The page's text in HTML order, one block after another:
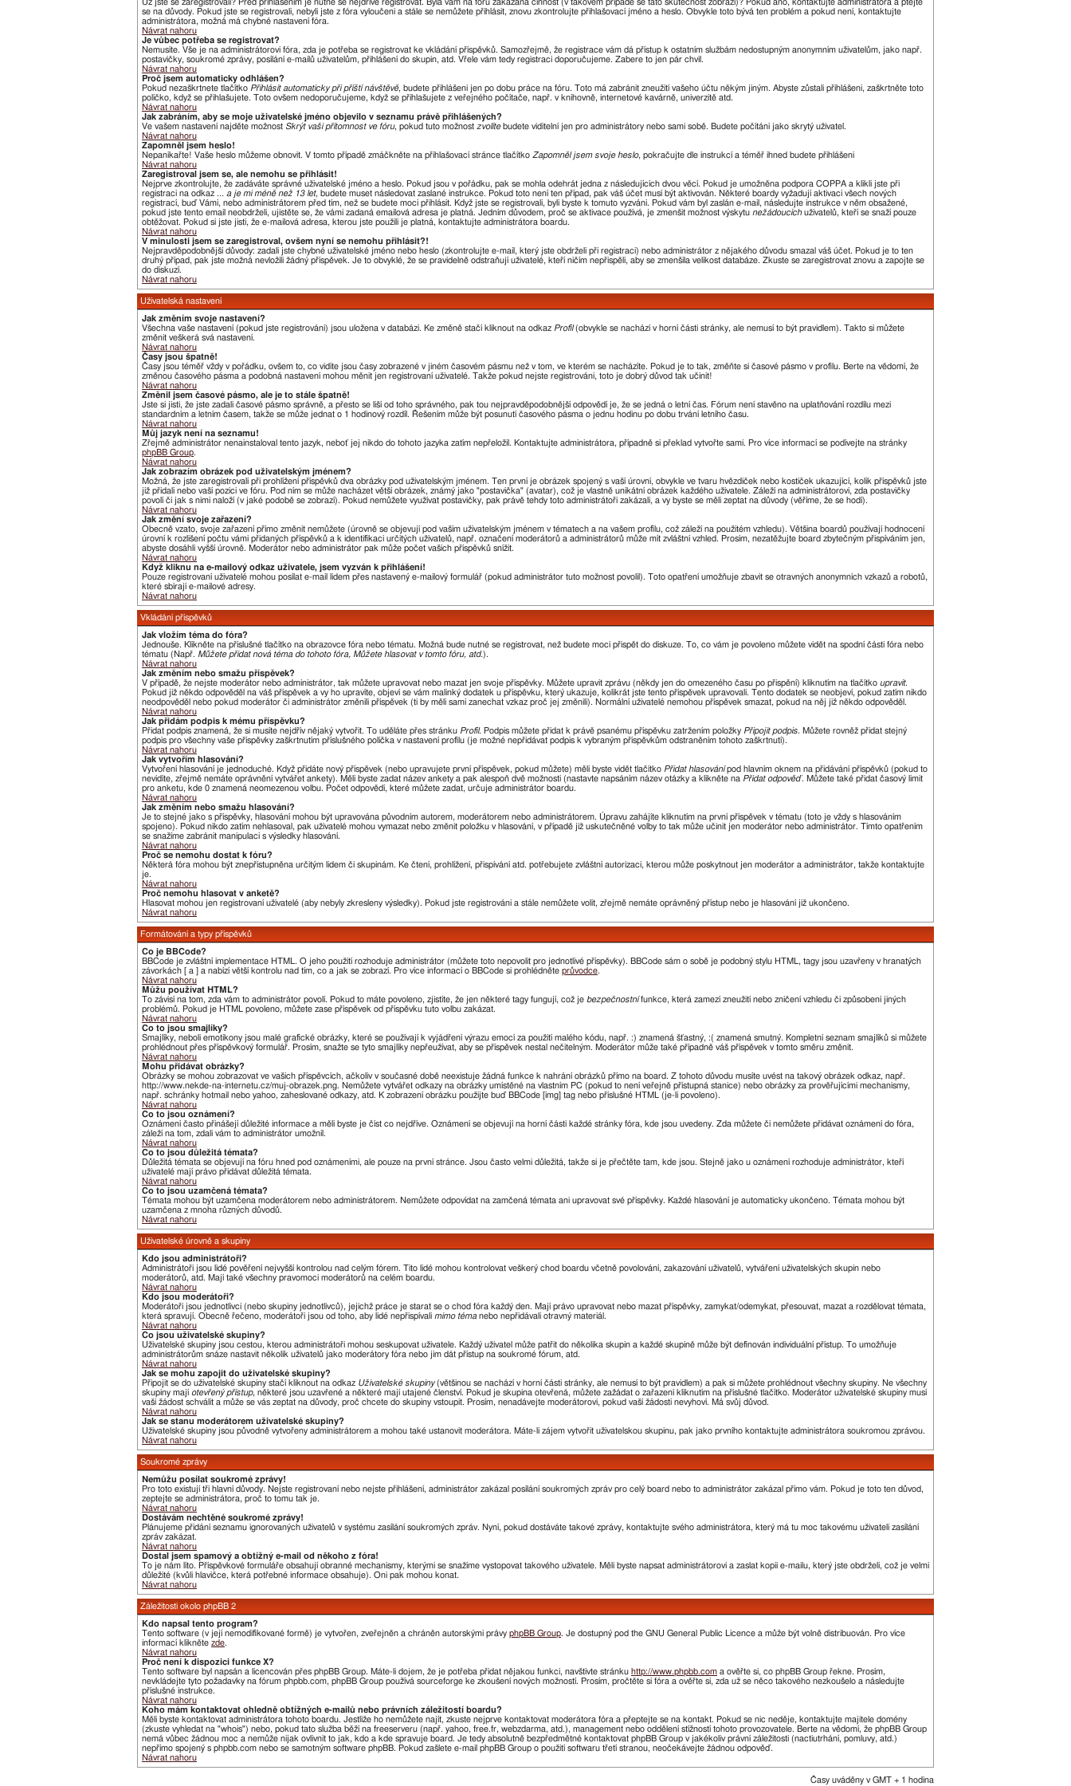
Už jste se zaregistrovali? Před přihlášením je nutné se nejdříve registrovat. Byla vám na fóru zakázána činnost (v takovém případě se tato skutečnost zobrazí)? Pokud ano, kontaktujte administrátora a ptejte
se na důvody. Pokud jste se registrovali, nebyli jste z fóra vyloučeni a stále se nemůžete přihlásit, znovu zkontrolujte přihlašovací jméno a heslo. Obvykle toto bývá ten problém a pokud není, kontaktujte
administrátora, možná má chybné nastavení fóra.
Návrat nahoru
Je vůbec potřeba se registrovat?
Nemusíte. Vše je na administrátorovi fóra, zda je potřeba se registrovat ke vkládání příspěvků. Samozřejmě, že registrace vám dá přístup k ostatním službám nedostupným anonymním uživatelům, jako např.
postavičky, soukromé zprávy, posílání e-mailů uživatelům, přihlášení do skupin, atd. Vřele vám tedy registraci doporučujeme. Zabere to jen pár chvil.
Návrat nahoru
Proč jsem automaticky odhlášen?
Pokud nezaškrtnete tlačítko Přihlásit automaticky při příští návštěvě, budete přihlášeni jen po dobu práce na fóru. Toto má zabránit zneužití vašeho účtu někým jiným. Abyste zůstali přihlášeni, zaškrtněte toto
políčko, když se přihlašujete. Toto ovšem nedoporučujeme, když se přihlašujete z veřejného počítače, např. v knihovně, internetové kavárně, univerzitě atd.
Návrat nahoru
Jak zabráním, aby se moje uživatelské jméno objevilo v seznamu právě přihlášených?
Ve vašem nastavení najděte možnost Skrýt vaši přítomnost ve fóru, pokud tuto možnost zvolítebudete viditelní jen pro administrátory nebo sami sobě. Budete počítáni jako skrytý uživatel.
Návrat nahoru
Zapomněl jsem heslo!
Nepanikařte! Vaše heslo můžeme obnovit. V tomto případě zmáčkněte na přihlašovací stránce tlačítko Zapomněl jsem svoje heslo, pokračujte dle instrukcí a téměř ihned budete přihlášeni
Návrat nahoru
Zaregistroval jsem se, ale nemohu se přihlásit!
Nejprve zkontrolujte, že zadáváte správné uživatelské jméno a heslo. Pokud jsou v pořádku, pak se mohla odehrát jedna z následujících dvou věcí. Pokud je umožněna podpora COPPA a klikli jste při
registraci na odkaz ... a je mi méně než 13 let, budete muset následovat zaslané instrukce. Pokud toto není ten případ, pak váš účet musí být aktivován. Některé boardy vyžadují aktivaci všech nových
registrací, buď Vámi, nebo administrátorem před tím, než se budete moci přihlásit. Když jste se registrovali, byli byste k tomuto vyzváni. Pokud vám byl zaslán e-mail, následujte instrukce v něm obsažené,
pokud jste tento email neobdrželi, ujistěte se, že vámi zadaná emailová adresa je platná. Jedním důvodem, proč se aktivace používá, je zmenšit možnost výskytu nežádoucíchuživatelů, kteří se snaží pouze
obtěžovat. Pokud si jste jisti, že e-mailová adresa, kterou jste použili je platná, kontaktujte administrátora boardu.
Návrat nahoru
V minulosti jsem se zaregistroval, ovšem nyní se nemohu přihlásit?!
Nejpravděpodobnější důvody: zadali jste chybné uživatelské jméno nebo heslo (zkontrolujte e-mail, který jste obdrželi při registraci) nebo administrátor z nějakého důvodu smazal váš účet. Pokud je to ten
druhý případ, pak jste možná nevložili žádný příspěvek. Je to obvyklé, že se pravidelně odstraňují uživatelé, kteří ničím nepřispěli, aby se zmenšila velikost databáze. Zkuste se zaregistrovat znovu a zapojte se
do diskuzí.
Návrat nahoru
Uživatelská nastavení
Jak změním svoje nastavení?
Všechna vaše nastavení (pokud jste registrováni) jsou uložena v databázi. Ke změně stačí kliknout na odkaz Profil(obvykle se nachází v horní části stránky, ale nemusí to být pravidlem). Takto si můžete
změnit veškerá svá nastavení.
Návrat nahoru
Časy jsou špatně!
Časy jsou téměř vždy v pořádku, ovšem to, co vidíte jsou časy zobrazené v jiném časovém pásmu než v tom, ve kterém se nacházíte. Pokud je to tak, změňte si časové pásmo v profilu. Berte na vědomí, že
změnou časového pásma a podobná nastavení mohou měnit jen registrovaní uživatelé. Takže pokud nejste registrováni, toto je dobrý důvod tak učinit!
Návrat nahoru
Změnil jsem časové pásmo, ale je to stále špatně!
Jste si jisti, že jste zadali časové pásmo správně, a přesto se liší od toho správného, pak tou nejpravděpodobnější odpovědí je, že se jedná o letní čas. Fórum není stavěno na uplatňování rozdílu mezi
standardním a letním časem, takže se může jednat o 1 hodinový rozdíl. Řešením může být posunutí časového pásma o jednu hodinu po dobu trvání letního času.
Návrat nahoru
Můj jazyk není na seznamu!
Zřejmě administrátor nenainstaloval tento jazyk, neboť jej nikdo do tohoto jazyka zatím nepřeložil. Kontaktujte administrátora, případně si překlad vytvořte sami. Pro více informací se podívejte na stránky
phpBB Group.
Návrat nahoru
Jak zobrazím obrázek pod uživatelským jménem?
Možná, že jste zaregistrovali při prohlížení příspěvků dva obrázky pod uživatelským jménem. Ten první je obrázek spojený s vaší úrovní, obvykle ve tvaru hvězdiček nebo kostiček ukazující, kolik příspěvků jste
již přidali nebo vaší pozici ve fóru. Pod ním se může nacházet větší obrázek, známý jako "postavička" (avatar), což je vlastně unikátní obrázek každého uživatele. Záleží na administrátorovi, zda postavičky
povolí či jak s nimi naloží (v jaké podobě se zobrazí). Pokud nemůžete využívat postavičky, pak právě tehdy toto administrátoři zakázali, a vy byste se měli zeptat na důvody (věříme, že se hodí).
Návrat nahoru
Jak změní svoje zařazení?
Obecně vzato, svoje zařazení přímo změnit nemůžete (úrovně se objevují pod vaším uživatelským jménem v tématech a na vašem profilu, což záleží na použitém vzhledu). Většina boardů používají hodnocení
úrovní k rozlišení počtu vámi přidaných příspěvků a k identifikaci určitých uživatelů, např. označení moderátorů a administrátorů může mít zvláštní vzhled. Prosím, nezatěžujte board zbytečným přispíváním jen,
abyste dosáhli vyšší úrovně. Moderátor nebo administrátor pak může počet vašich příspěvků snížit.
Návrat nahoru
Když kliknu na e-mailový odkaz uživatele, jsem vyzván k přihlášení!
Pouze registrovaní uživatelé mohou posílat e-mail lidem přes nastavený e-mailový formulář (pokud administrátor tuto možnost povolil). Toto opatření umožňuje zbavit se otravných anonymních vzkazů a robotů,
které sbírají e-mailové adresy.
Návrat nahoru
Vkládání příspěvků
Jak vložím téma do fóra?
Jednouše. Klikněte na příslušné tlačítko na obrazovce fóra nebo tématu. Možná bude nutné se registrovat, než budete moci přispět do diskuze. To, co vám je povoleno můžete vidět na spodní části fóra nebo
tématu (Např. Můžete přidat nová téma do tohoto fóra, Můžete hlasovat v tomto fóru, atd.).
Návrat nahoru
Jak změním nebo smažu příspěvek?
V případě, že nejste moderátor nebo administrátor, tak můžete upravovat nebo mazat jen svoje příspěvky. Můžete upravit zprávu (někdy jen do omezeného času po přispění) kliknutím na tlačítko upravit.
Pokud již někdo odpověděl na váš příspěvek a vy ho upravíte, objeví se vám malinký dodatek u příspěvku, který ukazuje, kolikrát jste tento příspěvek upravovali. Tento dodatek se neobjeví, pokud zatím nikdo
neodpověděl nebo pokud moderátor či administrátor změnili příspěvek (ti by měli sami zanechat vzkaz proč jej změnili). Normální uživatelé nemohou příspěvek smazat, pokud na něj již někdo odpověděl.
Návrat nahoru
Jak přidám podpis k mému příspěvku?
Přidat podpis znamená, že si musíte nejdřív nějaký vytvořit. To uděláte přes stránku Profil. Podpis můžete přidat k právě psanému příspěvku zatržením položky Připojit podpis. Můžete rovněž přidat stejný
podpis pro všechny vaše příspěvky zaškrtnutím příslušného políčka v nastavení profilu (je možné nepřidávat podpis k vybraným příspěvkům odstraněním tohoto zaškrtnutí).
Návrat nahoru
Jak vytvořím hlasování?
Vytvoření hlasování je jednoduché. Když přidáte nový příspěvek (nebo upravujete první příspěvek, pokud můžete) měli byste vidět tlačítko Přidat hlasovánípod hlavním oknem na přidávání příspěvků (pokud to
nevidíte, zřejmě nemáte oprávnění vytvářet ankety). Měli byste zadat název ankety a pak alespoň dvě možnosti (nastavte napsáním název otázky a klikněte na Přidat odpověď. Můžete také přidat časový limit
pro anketu, kde 0 znamená neomezenou volbu. Počet odpovědí, které můžete zadat, určuje administrátor boardu.
Návrat nahoru
Jak změním nebo smažu hlasování?
Je to stejné jako s příspěvky, hlasování mohou být upravována původním autorem, moderátorem nebo administrátorem. Úpravu zahájíte kliknutím na první příspěvek v tématu (toto je vždy s hlasováním
spojeno). Pokud nikdo zatím nehlasoval, pak uživatelé mohou vymazat nebo změnit položku v hlasování, v případě již uskutečněné volby to tak může učinit jen moderátor nebo administrátor. Tímto opatřením
se snažíme zabránit manipulaci s výsledky hlasování.
Návrat nahoru
Proč se nemohu dostat k fóru?
Některá fóra mohou být znepřístupněna určitým lidem či skupinám. Ke čtení, prohlížení, přispívání atd. potřebujete zvláštní autorizaci, kterou může poskytnout jen moderátor a administrátor, takže kontaktujte
je.
Návrat nahoru
Proč nemohu hlasovat v anketě?
Hlasovat mohou jen registrovaní uživatelé (aby nebyly zkresleny výsledky). Pokud jste registrováni a stále nemůžete volit, zřejmě nemáte oprávněný přístup nebo je hlasování již ukončeno.
Návrat nahoru
Formátování a typy příspěvků
Co je BBCode?
BBCode je zvláštní implementace HTML. O jeho použití rozhoduje administrátor (můžete toto nepovolit pro jednotlivé příspěvky). BBCode sám o sobě je podobný stylu HTML, tagy jsou uzavřeny v hranatých
závorkách [ a ] a nabízí větší kontrolu nad tím, co a jak se zobrazí. Pro více informací o BBCode si prohlédněte průvodce.
Návrat nahoru
Můžu používat HTML?
To závisí na tom, zda vám to administrátor povolí. Pokud to máte povoleno, zjistíte, že jen některé tagy fungují, což je bezpečnostnífunkce, která zamezí zneužití nebo zničení vzhledu či způsobení jiných
problémů. Pokud je HTML povoleno, můžete zase příspěvek od příspěvku tuto volbu zakázat.
Návrat nahoru
Co to jsou smajlíky?
Smajlíky, neboli emotikony jsou malé grafické obrázky, které se používají k vyjádření výrazu emocí za použití malého kódu, např. :) znamená šťastný, :( znamená smutný. Kompletní seznam smajlíků si můžete
prohlédnout přes příspěvkový formulář. Prosím, snažte se tyto smajlíky nepřeužívat, aby se příspěvek nestal nečitelným. Moderátor může také případně váš příspěvek v tomto směru změnit.
Návrat nahoru
Mohu přidávat obrázky?
Obrázky se mohou zobrazovat ve vašich příspěvcích, ačkoliv v současné době neexistuje žádná funkce k nahrání obrázků přímo na board. Z tohoto důvodu musíte uvést na takový obrázek odkaz, např.
http://www.nekde-na-internetu.cz/muj-obrazek.png. Nemůžete vytvářet odkazy na obrázky umístěné na vlastním PC (pokud to není veřejně přístupná stanice) nebo obrázky za prověřujícími mechanismy,
např. schránky hotmail nebo yahoo, zaheslované odkazy, atd. K zobrazení obrázku použijte buď BBCode [img] tag nebo příslušné HTML (je-li povoleno).
Návrat nahoru
Co to jsou oznámení?
Oznámení často přinášejí důležité informace a měli byste je číst co nejdříve. Oznámení se objevují na horní části každé stránky fóra, kde jsou uvedeny. Zda můžete či nemůžete přidávat oznámení do fóra,
záleží na tom, zdali vám to administrátor umožnil.
Návrat nahoru
Co to jsou důležitá témata?
Důležitá témata se objevují na fóru hned pod oznámeními, ale pouze na první stránce. Jsou často velmi důležitá, takže si je přečtěte tam, kde jsou. Stejně jako u oznámení rozhoduje administrátor, kteří
uživatelé mají právo přidávat důležitá témata.
Návrat nahoru
Co to jsou uzamčená témata?
Témata mohou být uzamčena moderátorem nebo administrátorem. Nemůžete odpovídat na zamčená témata ani upravovat své příspěvky. Každé hlasování je automaticky ukončeno. Témata mohou být
uzamčena z mnoha různých důvodů.
Návrat nahoru
Uživatelské úrovně a skupiny
Kdo jsou administrátoři?
Administrátoři jsou lidé pověření nejvyšší kontrolou nad celým fórem. Tito lidé mohou kontrolovat veškerý chod boardu včetně povolování, zakazování uživatelů, vytváření uživatelských skupin nebo
moderátorů, atd. Mají také všechny pravomoci moderátorů na celém boardu.
Návrat nahoru
Kdo jsou moderátoři?
Moderátoři jsou jednotlivci (nebo skupiny jednotlivců), jejichž práce je starat se o chod fóra každý den. Mají právo upravovat nebo mazat příspěvky, zamykat/odemykat, přesouvat, mazat a rozdělovat témata,
která spravují. Obecně řečeno, moderátoři jsou od toho, aby lidé nepřispívali mimo témanebo nepřidávali otravný materiál.
Návrat nahoru
Co jsou uživatelské skupiny?
Uživatelské skupiny jsou cestou, kterou administrátoři mohou seskupovat uživatele. Každý uživatel může patřit do několika skupin a každé skupině může být definován individuální přístup. To umožňuje
administrátorům snáze nastavit několik uživatelů jako moderátory fóra nebo jim dát přístup na soukromé fórum, atd.
Návrat nahoru
Jak se mohu zapojit do uživatelské skupiny?
Připojit se do uživatelské skupiny stačí kliknout na odkaz Uživatelské skupiny(většinou se nachází v horní části stránky, ale nemusí to být pravidlem) a pak si můžete prohlédnout všechny skupiny. Ne všechny
skupiny mají otevřený přístup, některé jsou uzavřené a některé mají utajené členství. Pokud je skupina otevřená, můžete zažádat o zařazení kliknutím na příslušné tlačítko. Moderátor uživatelské skupiny musí
vaši žádost schválit a může se vás zeptat na důvody, proč chcete do skupiny vstoupit. Prosím, nenadávejte moderátorovi, pokud vaší žádosti nevyhoví. Má svůj důvod.
Návrat nahoru
Jak se stanu moderátorem uživatelské skupiny?
Uživatelské skupiny jsou původně vytvořeny administrátorem a mohou také ustanovit moderátora. Máte-li zájem vytvořit uživatelskou skupinu, pak jako prvního kontaktujte administrátora soukromou zprávou.
Návrat nahoru
Soukromé zprávy
Nemůžu posílat soukromé zprávy!
Pro toto existují tři hlavní důvody. Nejste registrovaní nebo nejste přihlášení, administrátor zakázal posílání soukromých zpráv pro celý board nebo to administrátor zakázal přímo vám. Pokud je toto ten důvod,
zeptejte se administrátora, proč to tomu tak je.
Návrat nahoru
Dostávám nechtěné soukromé zprávy!
Plánujeme přidání seznamu ignorovaných uživatelů v systému zasílání soukromých zpráv. Nyní, pokud dostáváte takové zprávy, kontaktujte svého administrátora, který má tu moc takovému uživateli zasílání
zpráv zakázat.
Návrat nahoru
Dostal jsem spamový a obtížný e-mail od někoho z fóra!
To je nám líto. Příspěvkové formuláře obsahují obranné mechanismy, kterými se snažíme vystopovat takového uživatele. Měli byste napsat administrátorovi a zaslat kopii e-mailu, který jste obdrželi, což je velmi
důležité (kvůli hlavičce, která potřebné informace obsahuje). Oni pak mohou konat.
Návrat nahoru
Záležitosti okolo phpBB 2
Kdo napsal tento program?
Tento software (v její nemodifikované formě) je vytvořen, zveřejněn a chráněn autorskými právy phpBB Group. Je dostupný pod the GNU General Public Licence a může být volně distribuován. Pro více
informací klikněte zde.
Návrat nahoru
Proč není k dispozici funkce X?
Tento software byl napsán a licencován přes phpBB Group. Máte-li dojem, že je potřeba přidat nějakou funkci, navštivte stránku http://www.phpbb.com a ověřte si, co phpBB Group řekne. Prosím,
nevkládejte tyto požadavky na fórum phpbb.com, phpBB Group používá sourceforge ke zkoušení nových možností. Prosím, pročtěte si fóra a ověřte si, zda už se něco takového nezkoušelo a následujte
příslušné instrukce.
Návrat nahoru
Koho mám kontaktovat ohledně obtížných e-mailů nebo právních záležitostí boardu?
Měli byste kontaktovat administrátora tohoto boardu. Jestliže ho nemůžete najít, zkuste nejprve kontaktovat moderátora fóra a přeptejte se na kontakt. Pokud se nic neděje, kontaktujte majitele domény
(zkuste vyhledat na "whois") nebo, pokud tato služba běží na freeserveru (např. yahoo, free.fr, webzdarma, atd.), management nebo oddělení stížností tohoto provozovatele. Berte na vědomí, že phpBB Group
nemá vůbec žádnou moc a nemůže nijak ovlivnit to jak, kdo a kde spravuje board. Je tedy absolutně bezpředmětné kontaktovat phpBB Group v jakékoliv právní záležitosti (nactiutrhání, pomluvy, atd.)
nepřímo spojený s phpbb.com nebo se samotným software phpBB. Pokud zašlete e-mail phpBB Group o použití softwaru třetí stranou, neočekávejte žádnou odpověď.
Návrat nahoru
Časy uváděny v GMT + 1 hodina